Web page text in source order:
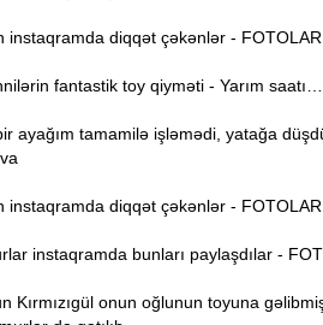
diqqət çəkənlər - FOTOLAR
fantastik toy qiyməti - Yarım saatı…
ayağım tamamilə işləmədi, yatağa
diqqət çəkənlər - FOTOLAR
instaqramda bunları paylaşdılar -
Kırmızıgül onun oğlunun toyuna